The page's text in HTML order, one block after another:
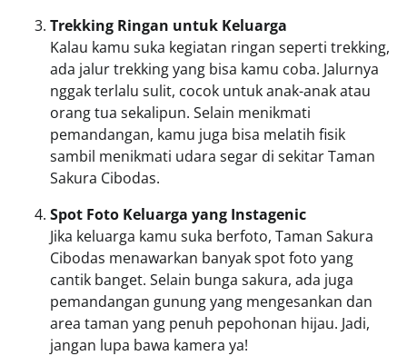
Trekking Ringan untuk Keluarga
Kalau kamu suka kegiatan ringan seperti trekking,
ada jalur trekking yang bisa kamu coba. Jalurnya
nggak terlalu sulit, cocok untuk anak-anak atau
orang tua sekalipun. Selain menikmati
pemandangan, kamu juga bisa melatih fisik
sambil menikmati udara segar di sekitar Taman
Sakura Cibodas.
Spot Foto Keluarga yang Instagenic
Jika keluarga kamu suka berfoto, Taman Sakura
Cibodas menawarkan banyak spot foto yang
cantik banget. Selain bunga sakura, ada juga
pemandangan gunung yang mengesankan dan
area taman yang penuh pepohonan hijau. Jadi,
jangan lupa bawa kamera ya!